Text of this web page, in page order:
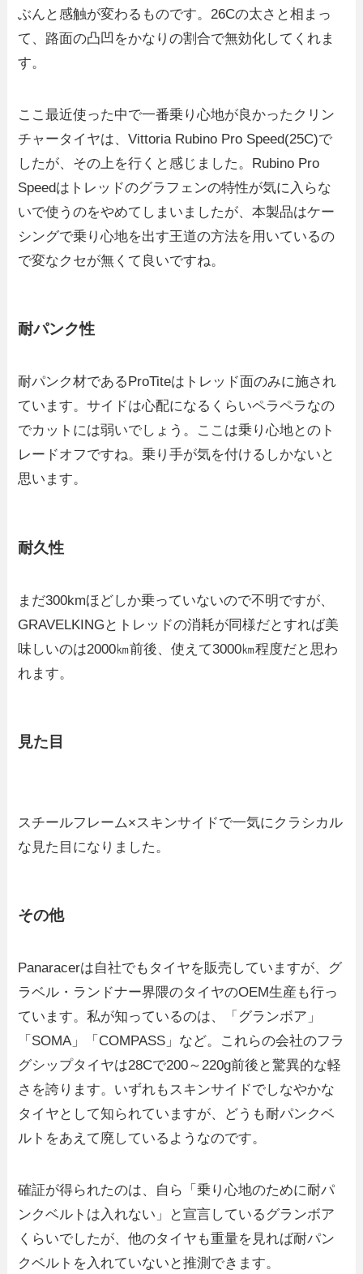
ぶんと感触が変わるものです。26Cの太さと相まっ
て、路面の凸凹をかなりの割合で無効化してくれま
す。
ここ最近使った中で一番乗り心地が良かったクリン
チャータイヤは、Vittoria Rubino Pro Speed(25C)で
したが、その上を行くと感じました。Rubino Pro
Speedはトレッドのグラフェンの特性が気に入らな
いで使うのをやめてしまいましたが、本製品はケー
シングで乗り心地を出す王道の方法を用いているの
で変なクセが無くて良いですね。
耐パンク性
耐パンク材であるProTiteはトレッド面のみに施され
ています。サイドは心配になるくらいペラペラなの
でカットには弱いでしょう。ここは乗り心地とのト
レードオフですね。乗り手が気を付けるしかないと
思います。
耐久性
まだ300kmほどしか乗っていないので不明ですが、
GRAVELKINGとトレッドの消耗が同様だとすれば美
味しいのは2000㎞前後、使えて3000㎞程度だと思わ
れます。
見た目
スチールフレーム×スキンサイドで一気にクラシカル
な見た目になりました。
その他
Panaracerは自社でもタイヤを販売していますが、グ
ラベル・ランドナー界隈のタイヤのOEM生産も行っ
ています。私が知っているのは、「グランボア」
「SOMA」「COMPASS」など。これらの会社のフラ
グシップタイヤは28Cで200～220g前後と驚異的な軽
さを誇ります。いずれもスキンサイドでしなやかな
タイヤとして知られていますが、どうも耐パンクベ
ルトをあえて廃しているようなのです。
確証が得られたのは、自ら「乗り心地のために耐パ
ンクベルトは入れない」と宣言しているグランボア
くらいでしたが、他のタイヤも重量を見れば耐パン
クベルトを入れていないと推測できます。